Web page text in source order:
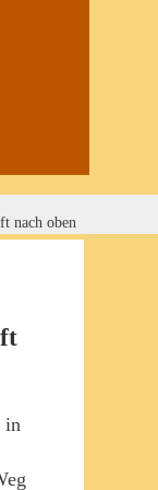
nach oben
in